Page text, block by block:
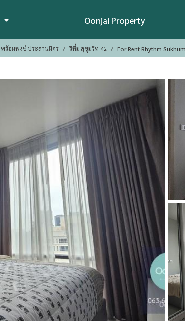
Oonjai Property
พร้อมพงษ์ ประสานมิตร ริทึ่ม สุขุมวิท 42 For Rent Rhythm